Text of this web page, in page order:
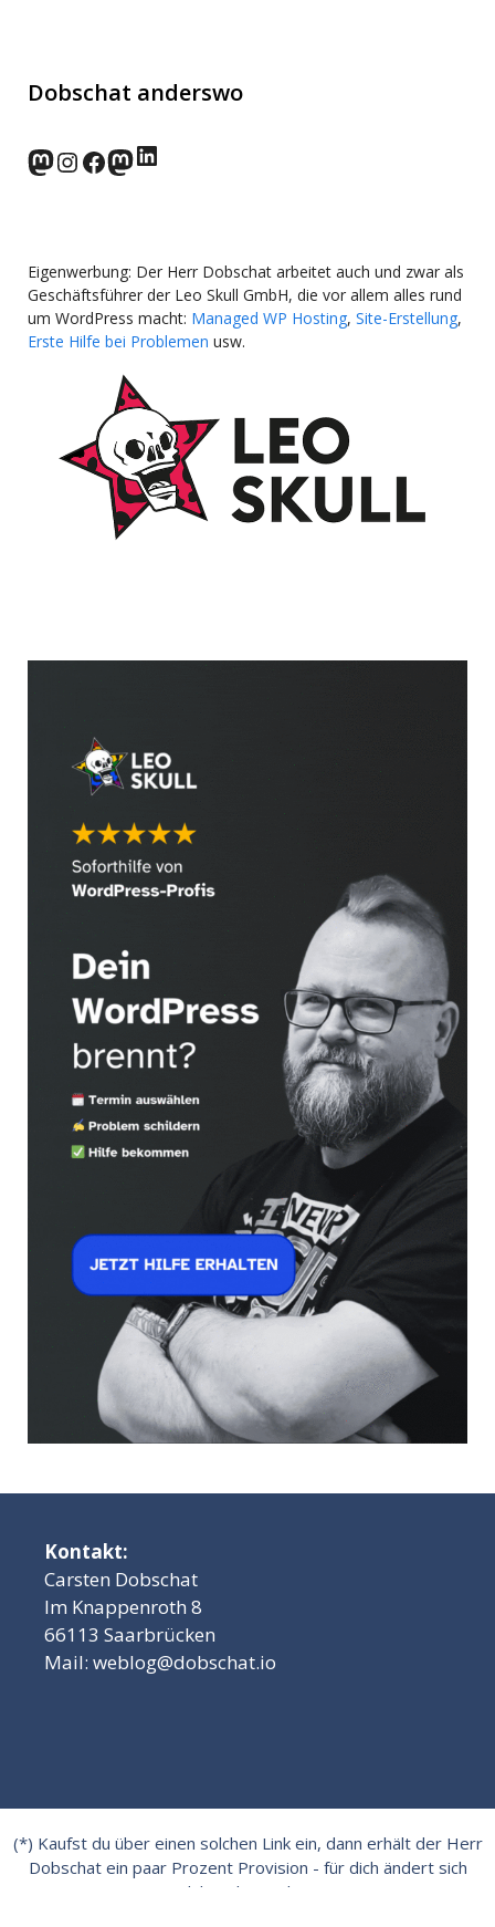
Dobschat anderswo
norden.social
Instagram
Facebook
wp-punks.social
LinkedIn
Eigenwerbung: Der Herr Dobschat arbeitet auch und zwar als
Geschäftsführer der Leo Skull GmbH, die vor allem alles rund
um WordPress macht: Managed WP Hosting, Site-Erstellung,
Erste Hilfe bei Problemen usw.
Kontakt:
Carsten Dobschat
Im Knappenroth 8
66113 Saarbrücken
Mail: weblog@dobschat.io
(*) Kaufst du über einen solchen Link ein, dann erhält der Herr
Dobschat ein paar Prozent Provision - für dich ändert sich
dabei aber nichts.